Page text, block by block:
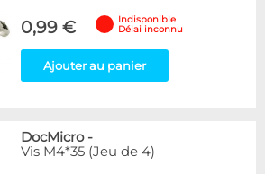
0,99 €
Indisponible
Délai inconnu
Ajouter au panier
DocMicro-
Vis M4*35 (Jeu de 4)